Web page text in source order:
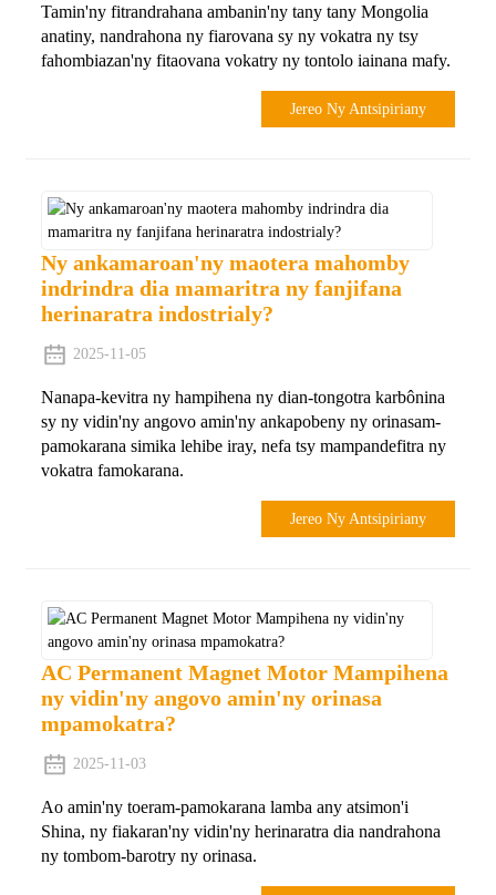
Tamin'ny fitrandrahana ambanin'ny tany tany Mongolia
anatiny, nandrahona ny fiarovana sy ny vokatra ny tsy
fahombiazan'ny fitaovana vokatry ny tontolo iainana mafy.
Jereo Ny Antsipiriany
Ny ankamaroan'ny maotera mahomby
indrindra dia mamaritra ny fanjifana
herinaratra indostrialy?
2025-11-05
Nanapa-kevitra ny hampihena ny dian-tongotra karbônina
sy ny vidin'ny angovo amin'ny ankapobeny ny orinasam-
pamokarana simika lehibe iray, nefa tsy mampandefitra ny
vokatra famokarana.
Jereo Ny Antsipiriany
AC Permanent Magnet Motor Mampihena
ny vidin'ny angovo amin'ny orinasa
mpamokatra?
2025-11-03
Ao amin'ny toeram-pamokarana lamba any atsimon'i
Shina, ny fiakaran'ny vidin'ny herinaratra dia nandrahona
ny tombom-barotry ny orinasa.